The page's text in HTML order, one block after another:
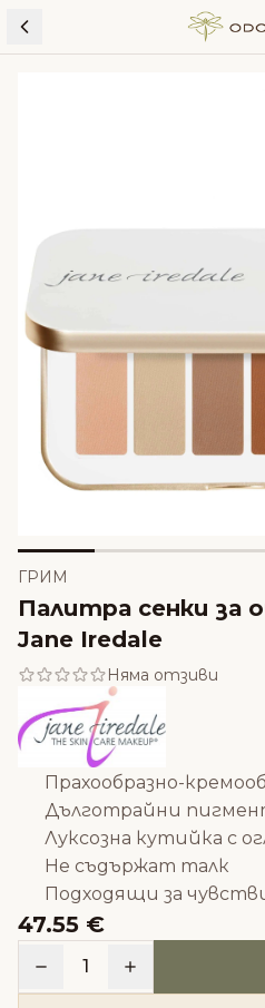
Skip to content
ГРИМ
Палитра сенки за
Jane Iredale
Няма отзиви
Прахообразно-
Дълготрайни
Луксозна кутийка с
Не съдържат талк
Подходящи за
47.55 €
1